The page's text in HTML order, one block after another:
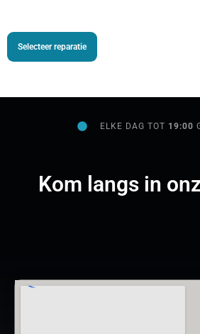
Selecteer reparatie
ELKE DAG TOT 19:00
Kom langs in